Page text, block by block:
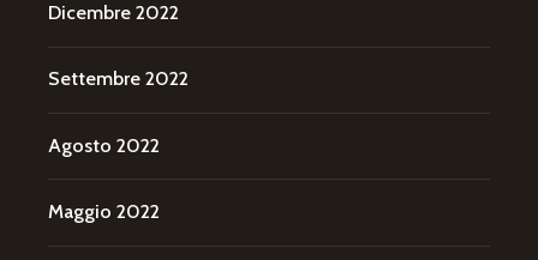
Dicembre 2022
Settembre 2022
Agosto 2022
Maggio 2022